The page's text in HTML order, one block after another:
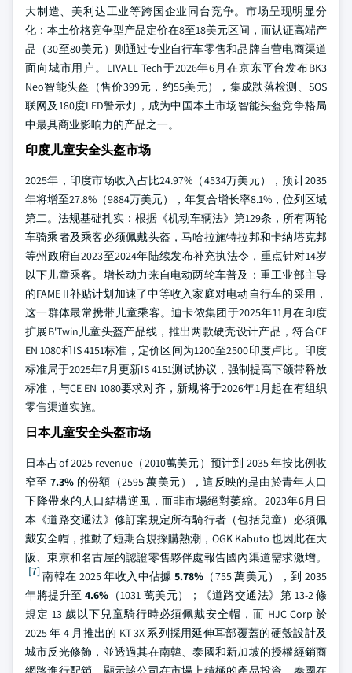
大制造、美利达工业等跨国企业同台竞争。市场呈现明显分
化：本土价格竞争型产品定价在8至18美元区间，而认证高端产
品（30至80美元）则通过专业自行车零售和品牌自营电商渠道
面向城市用户。LIVALL Tech于2026年6月在京东平台发布BK3
Neo智能头盔（售价399元，约55美元），集成跌落检测、SOS
联网及180度LED警示灯，成为中国本土市场智能头盔竞争格局
中最具商业影响力的产品之一。
印度儿童安全头盔市场
2025年，印度市场收入占比24.97%（4534万美元），预计2035
年将增至27.8%（9884万美元），年复合增长率8.1%，位列区域
第二。法规基础扎实：根据《机动车辆法》第129条，所有两轮
车骑乘者及乘客必须佩戴头盔，马哈拉施特拉邦和卡纳塔克邦
等州政府自2023至2024年陆续发布补充执法令，重点针对14岁
以下儿童乘客。增长动力来自电动两轮车普及：重工业部主导
的FAME II补贴计划加速了中等收入家庭对电动自行车的采用，
这一群体最常携带儿童乘客。迪卡侬集团于2025年11月在印度
扩展B'Twin儿童头盔产品线，推出两款硬壳设计产品，符合CE
EN 1080和IS 4151标准，定价区间为1200至2500印度卢比。印度
标准局于2025年7月更新IS 4151测试协议，强制提高下颌带释放
标准，与CE EN 1080要求对齐，新规将于2026年1月起在有组织
零售渠道实施。
日本儿童安全头盔市场
日本占of 2025 revenue（2010萬美元）预计到 2035 年按比例收
窄至7.3% 的份額（2595 萬美元），這反映的是由於青年人口
下降帶來的人口結構逆風，而非市場絕對萎縮。2023年6月日
本《道路交通法》修訂案規定所有騎行者（包括兒童）必須佩
戴安全帽，推動了短期合規採購熱潮，OGK Kabuto 也因此在大
阪、東京和名古屋的認證零售夥伴處報告國內渠道需求激增。
[7]南韓在 2025 年收入中佔據5.78% （755 萬美元），到 2035
年將提升至 4.6% （1031 萬美元）；《道路交通法》第 13-2 條
規定 13 歲以下兒童騎行時必須佩戴安全帽，而 HJC Corp 於
2025 年 4 月推出的 KT-3X 系列採用延伸耳部覆蓋的硬殼設計及
城市反光修飾，並透過其在南韓、泰國和新加坡的授權經銷商